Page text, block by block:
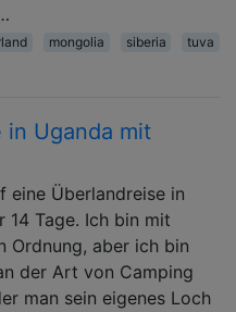
mongolia siberia tuva
in Uganda mit
eine Überlandreise in
14 Tage. Ich bin mit
Ordnung, aber ich bin
der Art von Camping
man sein eigenes Loch